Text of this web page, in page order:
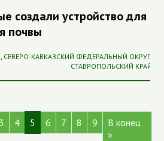
создали устройство для
почвы
, СЕВЕРО-КАВКАЗСКИЙ ФЕДЕРАЛЬНЫЙ ОКРУГ
СТАВРОПОЛЬСКИЙ КРАЙ
3 4 5 6 7 8 9
В конец
»